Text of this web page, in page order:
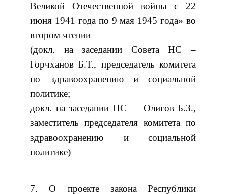
Великой Отечественной войны с 22
июня 1941 года по 9 мая 1945 года» во
втором чтении
(докл. на заседании Совета НС –
Горчханов Б.Т., председатель комитета
по здравоохранению и социальной
политике;
докл. на заседании НС — Олигов Б.З.,
заместитель председателя комитета по
здравоохранению и социальной
политике)
7. О проекте закона Республики